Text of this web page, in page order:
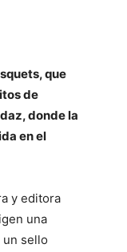
que
de
donde la
en el
y editora
una
sello